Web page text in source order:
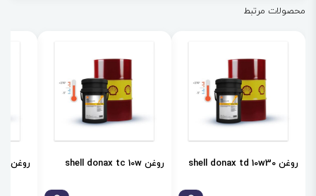
محصولات مرتبط
روغن shell donax td 10w30 روغن shell donax tc 10w روغن shell donax td 85w